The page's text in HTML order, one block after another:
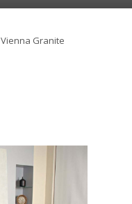
Vienna Granite